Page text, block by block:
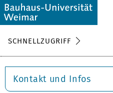
SCHNELLZUGRIFF
Kontakt und Infos